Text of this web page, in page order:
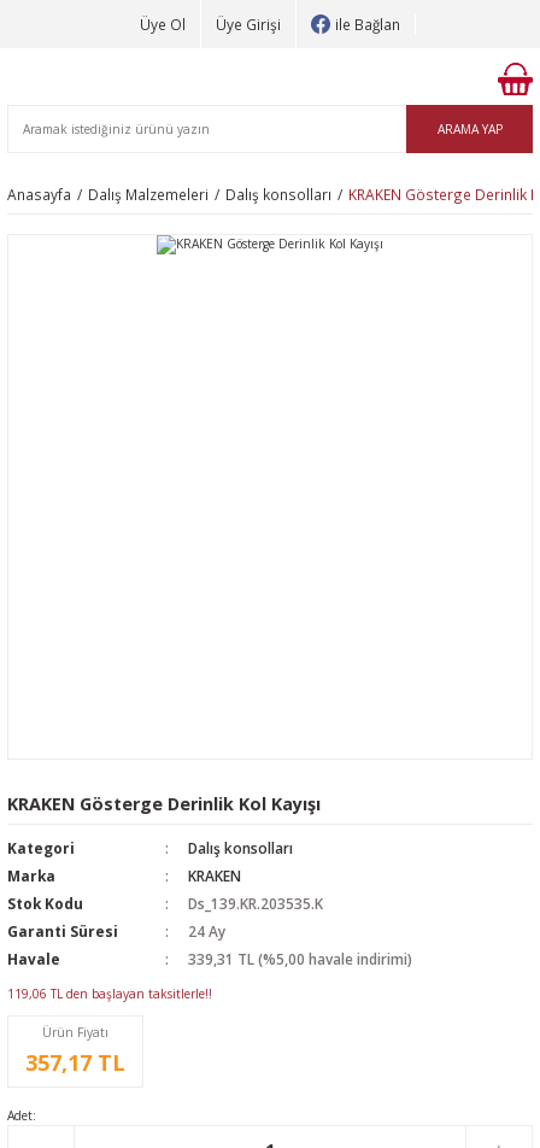
Üye Ol Üye Girişi ile Bağlan
ARAMA YAP
Anasayfa Dalış Malzemeleri Dalış konsolları KRAKEN Gösterge Derinlik
KRAKEN Gösterge Derinlik Kol Kayışı
Kategori
Dalış konsolları
Marka
KRAKEN
Stok Kodu
Ds_139.KR.203535.K
Garanti Süresi
24 Ay
Havale
339,31 TL (%5,00 havale indirimi)
119,06 TL den başlayan taksitlerle!!
Ürün Fiyatı
357,17 TL
Adet: